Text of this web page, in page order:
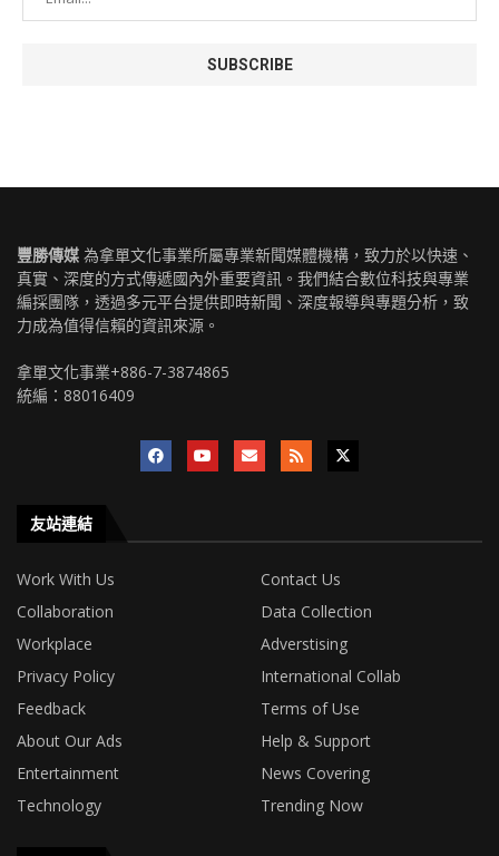
豐勝傳媒 為拿單文化事業所屬專業新聞媒體機構，致力於以快速、
真實、深度的方式傳遞國內外重要資訊。我們結合數位科技與專業
編採團隊，透過多元平台提供即時新聞、深度報導與專題分析，致
力成為值得信賴的資訊來源。
拿單文化事業+886-7-3874865
統編：88016409
友站連結
Work With Us
Contact Us
Collaboration
Data Collection
Workplace
Adverstising
Privacy Policy
International Collab
Feedback
Terms of Use
About Our Ads
Help & Support
Entertainment
News Covering
Technology
Trending Now